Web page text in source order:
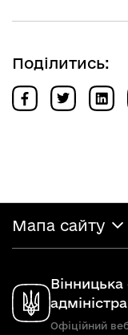
Поділитись:
Мапа сайту
Вінницька
Офіційний